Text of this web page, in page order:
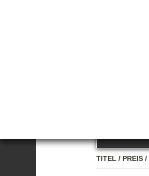
TITEL / PREIS /